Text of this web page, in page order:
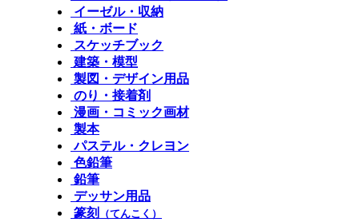
イーゼル・収納
紙・ボード
スケッチブック
建築・模型
製図・デザイン用品
のり・接着剤
漫画・コミック画材
製本
パステル・クレヨン
色鉛筆
鉛筆
デッサン用品
篆刻
（てんこく）